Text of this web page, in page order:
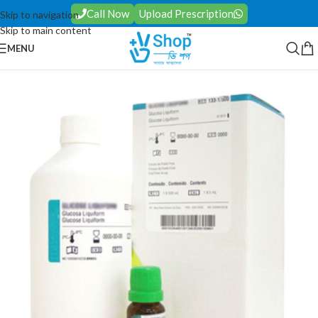
Skip to navigation
Skip to main content
Call Now Upload Prescription
MENU